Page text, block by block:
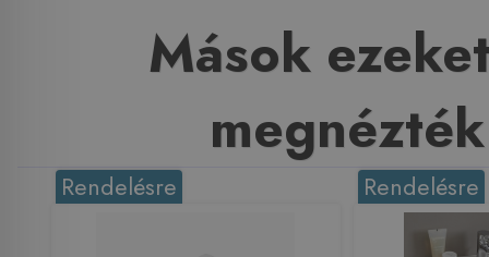
Mások
megnézték
Rendelésre Rendelésre